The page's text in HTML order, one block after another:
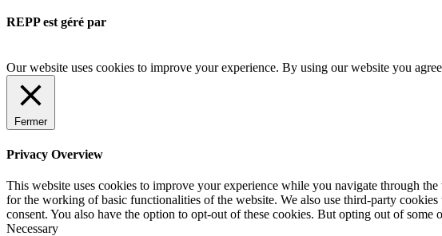
REPP est géré par
Our website uses cookies to improve your experience. By using our website you
Fermer
Privacy Overview
This website uses cookies to improve your experience while you navigate through
for the working of basic functionalities of the website. We also use third-party
consent. You also have the option to opt-out of these cookies. But opting out of
Necessary